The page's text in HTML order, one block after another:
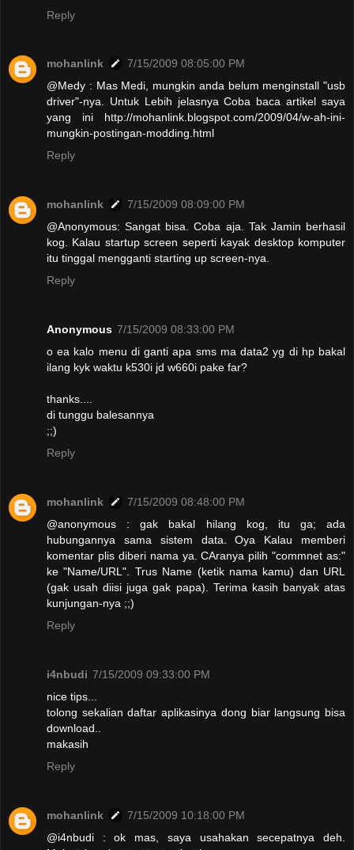
Reply
mohanlink
7/15/2009 08:05:00 PM
@Medy : Mas Medi, mungkin anda belum menginstall "usb
driver"-nya. Untuk Lebih jelasnya Coba baca artikel saya
yang ini http://mohanlink.blogspot.com/2009/04/w-ah-ini-
mungkin-postingan-modding.html
Reply
mohanlink
7/15/2009 08:09:00 PM
@Anonymous: Sangat bisa. Coba aja. Tak Jamin berhasil
kog. Kalau startup screen seperti kayak desktop komputer
itu tinggal mengganti starting up screen-nya.
Reply
Anonymous 7/15/2009 08:33:00 PM
o ea kalo menu di ganti apa sms ma data2 yg di hp bakal
ilang kyk waktu k530i jd w660i pake far?
thanks....
di tunggu balesannya
;;)
Reply
mohanlink
7/15/2009 08:48:00 PM
@anonymous : gak bakal hilang kog, itu ga; ada
hubungannya sama sistem data. Oya Kalau memberi
komentar plis diberi nama ya. CAranya pilih "commnet as:"
ke "Name/URL". Trus Name (ketik nama kamu) dan URL
(gak usah diisi juga gak papa). Terima kasih banyak atas
kunjungan-nya ;;)
Reply
i4nbudi 7/15/2009 09:33:00 PM
nice tips...
tolong sekalian daftar aplikasinya dong biar langsung bisa
download..
makasih
Reply
mohanlink
7/15/2009 10:18:00 PM
@i4nbudi : ok mas, saya usahakan secepatnya deh.